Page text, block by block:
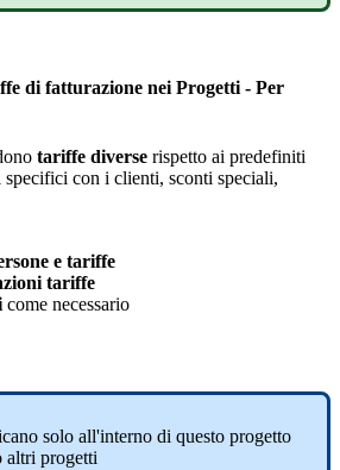
di fatturazione nei Progetti - Per
tariffe diverse rispetto ai predefiniti
specifici con i clienti, sconti speciali,
e tariffe
tariffe
come necessario
solo all'interno di questo progetto
altri progetti